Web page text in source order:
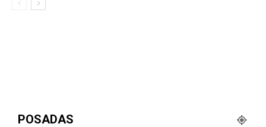
POSADAS